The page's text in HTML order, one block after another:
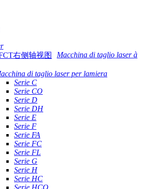
Macchina di taglio laser à
di taglio laser per lamiera
Serie C
Serie CO
Serie D
Serie DH
Serie E
Serie F
Serie FA
Serie FC
Serie FL
Serie G
Serie H
Serie HC
Serie HCO